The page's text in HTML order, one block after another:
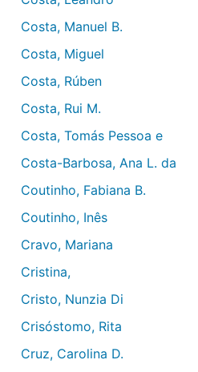
Costa, Manuel B.
Costa, Miguel
Costa, Rúben
Costa, Rui M.
Costa, Tomás Pessoa e
Costa-Barbosa, Ana L. da
Coutinho, Fabiana B.
Coutinho, Inês
Cravo, Mariana
Cristina,
Cristo, Nunzia Di
Crisóstomo, Rita
Cruz, Carolina D.